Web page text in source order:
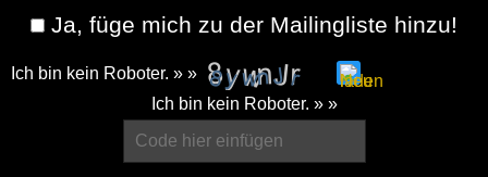
Ja, füge mich zu der Mailingliste hinzu!
Ich bin kein Roboter. » »
Ich bin kein Roboter. » »